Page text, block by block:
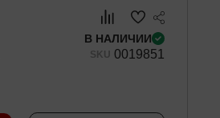
В НАЛИЧИИ
SKU 0019851